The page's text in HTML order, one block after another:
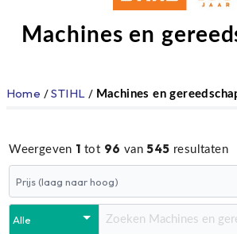
Machines en
Home /STIHL / Machines en
Weergeven 1 tot 96 van545 resultaten